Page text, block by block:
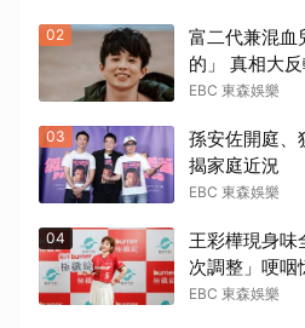
02
富二代兼混血
的」 真相大
EBC 東森娛樂
03
孫安佐開庭、
揭家庭近況
EBC 東森娛樂
04
王彩樺現身味
次調整」哽咽
EBC 東森娛樂